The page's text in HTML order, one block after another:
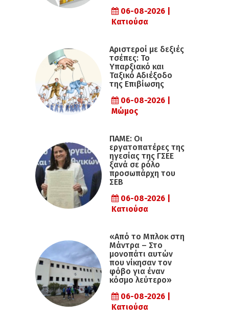
06-08-2026 |
Κατιούσα
Αριστεροί με δεξιές
τσέπες: Το
Υπαρξιακό και
Ταξικό Αδιέξοδο
της Επιβίωσης
06-08-2026 |
Μώμος
ΠΑΜΕ: Οι
εργατοπατέρες της
ηγεσίας της ΓΣΕΕ
ξανά σε ρόλο
προσωπάρχη του
ΣΕΒ
06-08-2026 |
Κατιούσα
«Από το Μπλοκ στη
Μάντρα – Στο
μονοπάτι αυτών
που νίκησαν τον
φόβο για έναν
κόσμο λεύτερο»
06-08-2026 |
Κατιούσα